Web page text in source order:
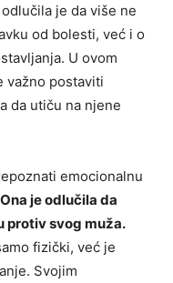
je da više ne
od bolesti, već i o
U ovom
važno postaviti
da utiču na njene
emocionalnu
Ona je odlučila da
protiv svog muža.
fizički, već je
Svojim